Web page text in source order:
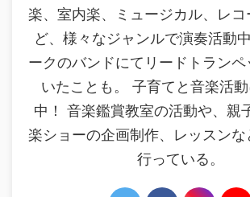
楽、室内楽、ミュージカル、レ
ど、様々なジャンルで演奏活動
ークのバンドにてリードトランペ
いたことも。 子育てと音楽活
中！ 音楽鑑賞教室の活動や、親
楽ショーの企画制作、レッスンな
行っている。